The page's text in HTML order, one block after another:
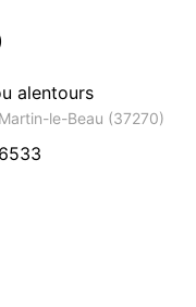
alentours
le-Beau (37270)